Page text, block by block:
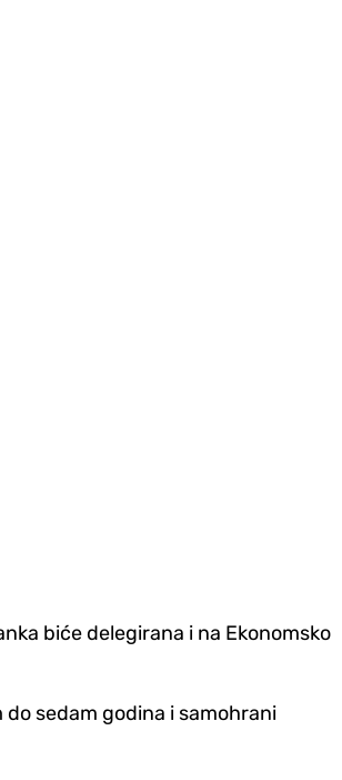
biće delegirana i na Ekonomsko
sedam godina i samohrani